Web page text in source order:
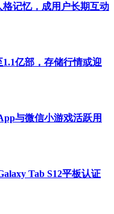
记忆，成用户长期互动
亿部，存储行情或迎
与微信小游戏活跃用
Tab S12平板认证